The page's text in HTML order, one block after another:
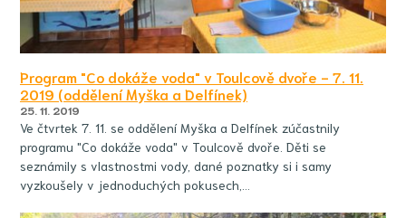
Program "Co dokáže voda" v Toulcově dvoře - 7. 11.
2019 (oddělení Myška a Delfínek)
25. 11. 2019
Ve čtvrtek 7. 11. se oddělení Myška a Delfínek zúčastnily
programu "Co dokáže voda" v Toulcově dvoře. Děti se
seznámily s vlastnostmi vody, dané poznatky si i samy
vyzkoušely v jednoduchých pokusech,…